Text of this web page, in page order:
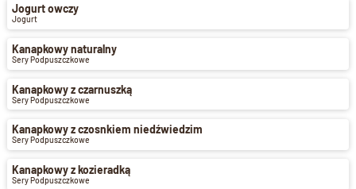
Jogurt owczy
Jogurt
Kanapkowy naturalny
Sery Podpuszczkowe
Kanapkowy z czarnuszką
Sery Podpuszczkowe
Kanapkowy z czosnkiem niedźwiedzim
Sery Podpuszczkowe
Kanapkowy z kozieradką
Sery Podpuszczkowe